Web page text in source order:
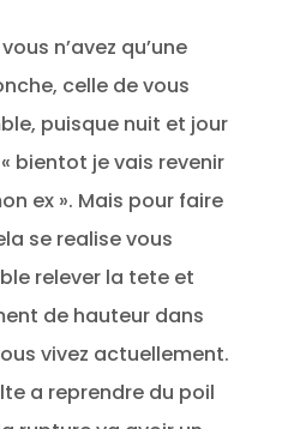
n’avez qu’une
celle de vous
puisque nuit et jour
bientot je vais revenir
ex ». Mais pour faire
se realise vous
relever la tete et
de hauteur dans
vivez actuellement.
a reprendre du poil